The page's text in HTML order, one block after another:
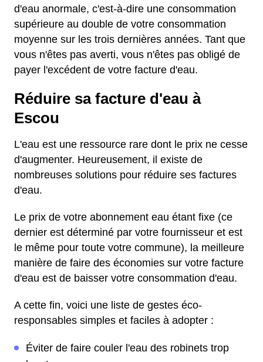
d'eau anormale, c'est-à-dire une consommation
supérieure au double de votre consommation
moyenne sur les trois dernières années. Tant que
vous n'êtes pas averti, vous n'êtes pas obligé de
payer l'excédent de votre facture d'eau.
Réduire sa facture d'eau à
Escou
L'eau est une ressource rare dont le prix ne cesse
d'augmenter. Heureusement, il existe de
nombreuses solutions pour réduire ses factures
d'eau.
Le prix de votre abonnement eau étant fixe (ce
dernier est déterminé par votre fournisseur et est
le même pour toute votre commune), la meilleure
manière de faire des économies sur votre facture
d'eau est de baisser votre consommation d'eau.
A cette fin, voici une liste de gestes éco-
responsables simples et faciles à adopter :
Éviter de faire couler l'eau des robinets trop